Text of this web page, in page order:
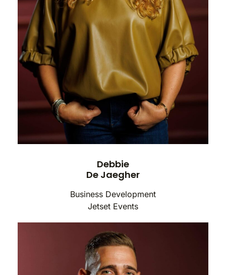
Debbie
De Jaegher
Business Development
Jetset Events